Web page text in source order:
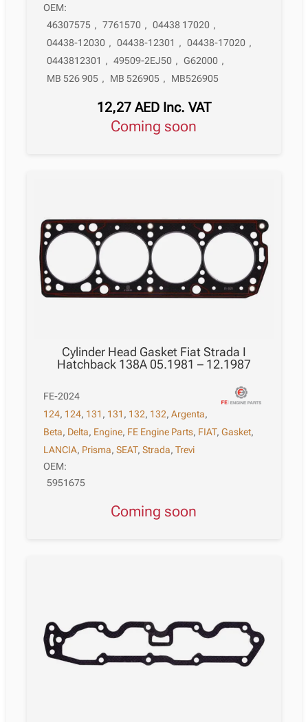
OEM:
46307575 , 7761570 , 04438 17020 ,
04438-12030 , 04438-12301 , 04438-17020 ,
0443812301 , 49509-2EJ50 , G62000 ,
MB 526 905 , MB 526905 , MB526905
12,27 AED Inc. VAT
Coming soon
Cylinder Head Gasket Fiat Strada I
Hatchback 138A 05.1981 – 12.1987
FE-2024
124, 124, 131 , 131 , 132, 132,Argenta,
Beta, Delta, Engine, FE Engine Parts, FIAT,Gasket,
LANCIA, Prisma,SEAT,Strada,Trevi
OEM:
5951675
Coming soon